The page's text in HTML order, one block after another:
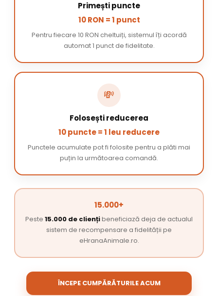
Primești puncte
10 RON = 1 punct
Pentru fiecare 10 RON cheltuiți, sistemul îți acordă
automat 1 punct de fidelitate.
💸
Folosești reducerea
10 puncte = 1 leu reducere
Punctele acumulate pot fi folosite pentru a plăti mai
puțin la următoarea comandă.
15.000+
Peste 15.000 de cliențibeneficiază deja de actualul
sistem de recompensare a fidelității pe
eHranaAnimale.ro.
ÎNCEPE CUMPĂRĂTURILE ACUM